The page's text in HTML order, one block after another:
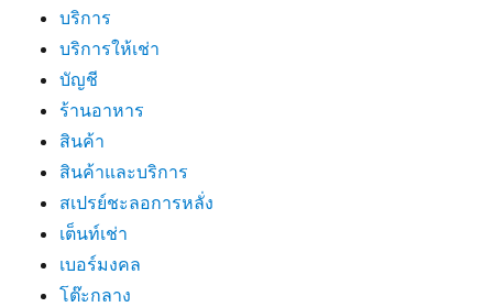
บริการ
บริการให้เช่า
บัญชี
ร้านอาหาร
สินค้า
สินค้าและบริการ
สเปรย์ชะลอการหลั่ง
เต็นท์เช่า
เบอร์มงคล
โต๊ะกลาง